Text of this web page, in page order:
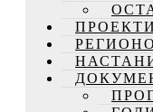
ПРОЕКТИ